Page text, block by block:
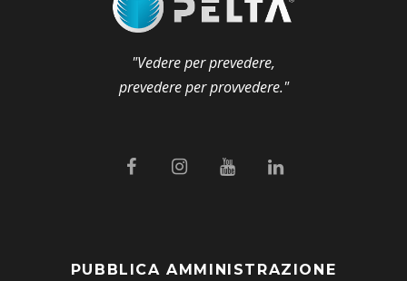
"Vedere per prevedere,
prevedere per provvedere."
PUBBLICA AMMINISTRAZIONE